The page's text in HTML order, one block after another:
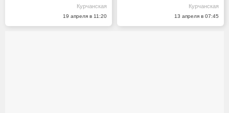
Курчанская
19 апреля в 11:20
Курчанская
13 апреля в 07:45